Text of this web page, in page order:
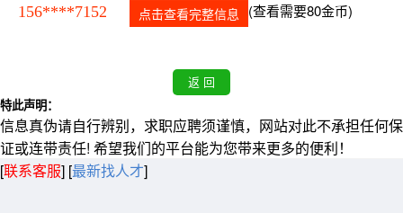
156****7152 点击查看完整信息 (查看需要80金币)
特此声明：
信息真伪请自行辨别，求职应聘须谨慎，网站对此不承担任何保
证或连带责任! 希望我们的平台能为您带来更多的便利！
[联系客服] [最新找人才]